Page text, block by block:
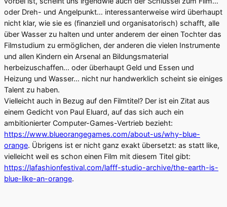
oder Dreh- und Angelpunkt… interessanterweise wird überhaupt
nicht klar, wie sie es (finanziell und organisatorisch) schafft, alle
über Wasser zu halten und unter anderem der einen Tochter das
Filmstudium zu ermöglichen, der anderen die vielen Instrumente
und allen Kindern ein Arsenal an Bildungsmaterial
herbeizuschaffen… oder überhaupt Geld und Essen und
Heizung und Wasser… nicht nur handwerklich scheint sie einiges
Talent zu haben.
Vielleicht auch in Bezug auf den Filmtitel? Der ist ein Zitat aus
einem Gedicht von Paul Eluard, auf das sich auch ein
ambitionierter Computer-Games-Vertrieb bezieht:
https://www.blueorangegames.com/about-us/why-blue-
orange. Übrigens ist er nicht ganz exakt übersetzt: as statt like,
vielleicht weil es schon einen Film mit diesem Titel gibt:
https://lafashionfestival.com/lafff-studio-archive/the-earth-is-
blue-like-an-orange.